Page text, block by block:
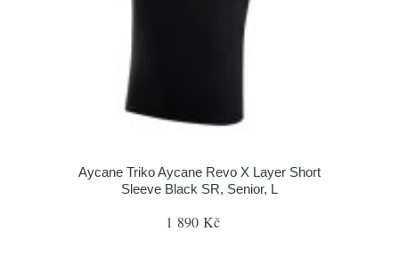
Aycane Triko Aycane Revo X Layer Short
Sleeve Black SR, Senior, L
1 890 Kč